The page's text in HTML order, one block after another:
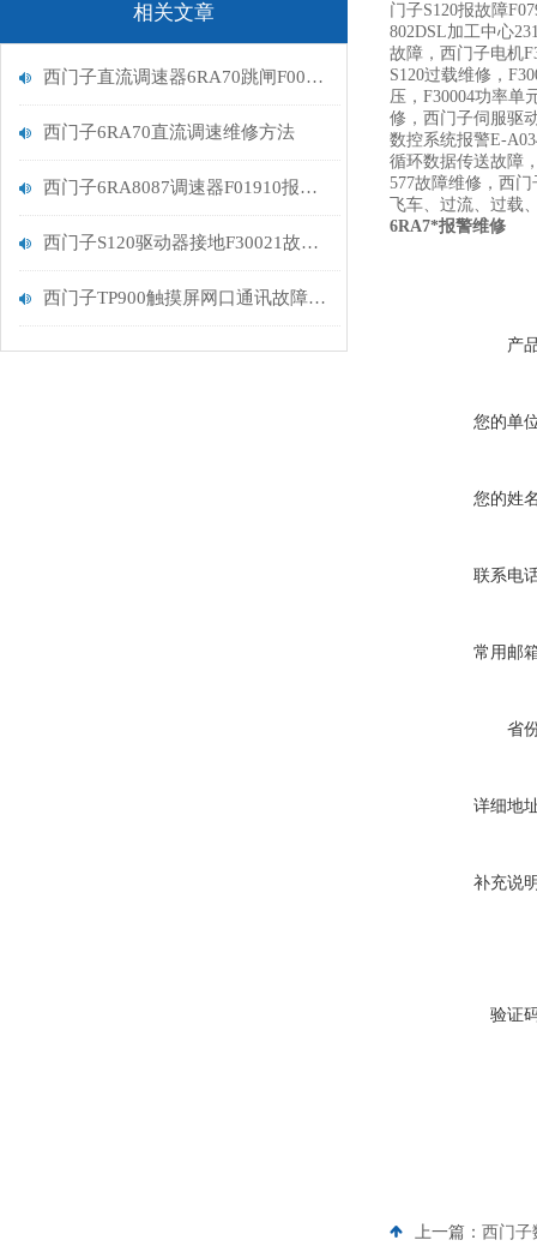
相关文章
西门子直流调速器6RA70跳闸F005励磁报警处理
西门子6RA70直流调速维修方法
西门子6RA8087调速器F01910报警解决维修
西门子S120驱动器接地F30021故障排查
西门子TP900触摸屏网口通讯故障解决维修
门子S120报故障
802DSL加工中心
故障，西门子电机
S120过载维修，
压，F30004功率单
修，西门子伺服驱
数控系统报警E-
循环数据传送故障
577故障维修，西
飞车、过流、过载
6RA7*报警维修
产
您的单
您的姓
联系电
常用邮
省
详细地
补充说
验证
上一篇： 西门子